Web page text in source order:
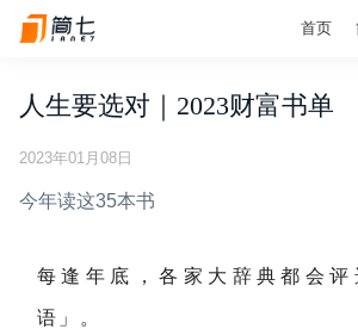
首页
人生要选对｜2023财富书单
2023年01月08日
今年读这35本书
每逢年底，各家大辞典都会评
语」。